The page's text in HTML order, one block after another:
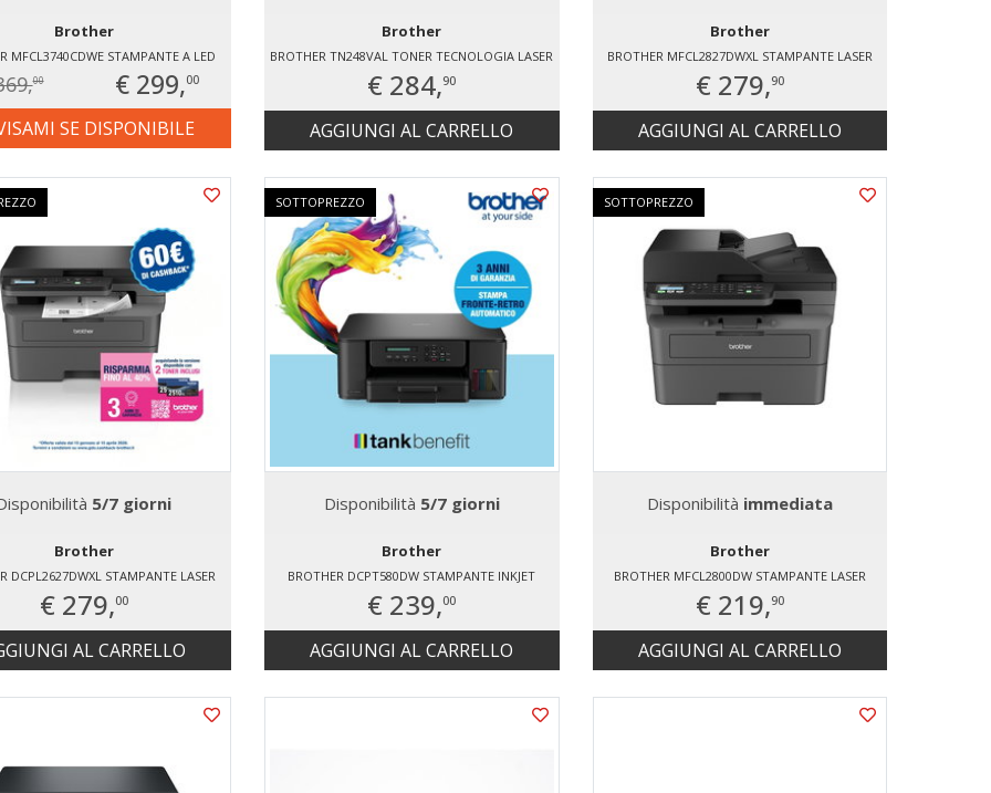
Brother
MFCL3740CDWE STAMPANTE A LED
00 € 299,00
SE DISPONIBILE
Brother
BROTHER TN248VAL TONER TECNOLOGIA LASER
€ 284,90
AGGIUNGI AL CARRELLO
Brother
BROTHER MFCL2827DWXL STAMPANTE LASER
€ 279,90
AGGIUNGI AL CARRELLO
5/7 giorni
Brother
DCPL2627DWXL STAMPANTE LASER
€ 279,00
AL CARRELLO
SOTTOPREZZO
Disponibilità 5/7 giorni
Brother
BROTHER DCPT580DW STAMPANTE INKJET
€ 239,00
AGGIUNGI AL CARRELLO
SOTTOPREZZO
Disponibilità immediata
Brother
BROTHER MFCL2800DW STAMPANTE LASER
€ 219,90
AGGIUNGI AL CARRELLO